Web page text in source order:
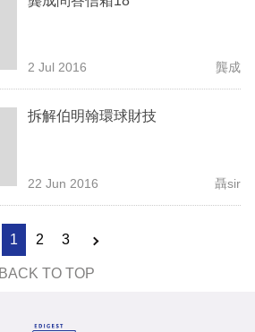
2 Jul 2016 龔成
拆解伯明翰環球財技
22 Jun 2016 聶sir
1 2 3
BACK TO TOP